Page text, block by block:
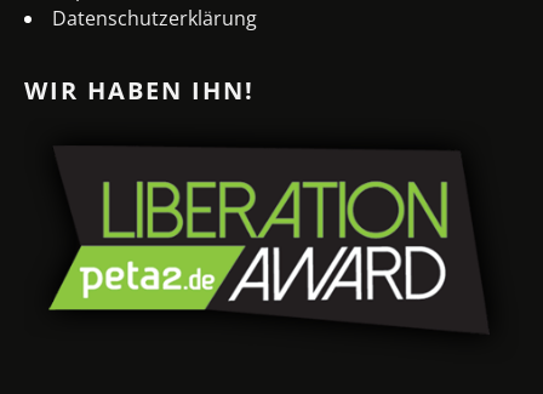
Datenschutzerklärung
WIR HABEN IHN!